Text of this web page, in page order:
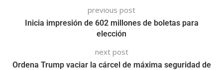
previous post
Inicia impresión de 602 millones de boletas para
elección
next post
Ordena Trump vaciar la cárcel de máxima seguridad de